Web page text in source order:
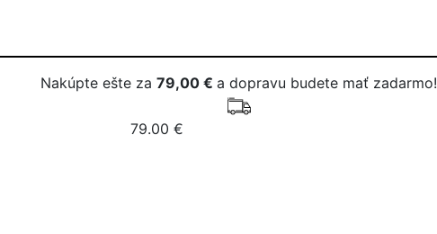
Nakúpte ešte za 79,00 € a dopravu budete mať zadarmo!
79.00 €